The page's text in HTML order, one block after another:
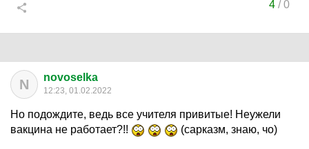
4/0
N novoselka
12:23, 01.02.2022
Но подождите, ведь все учителя привитые! Неужели
вакцина не работает?!!
(сарказм, знаю, чо)